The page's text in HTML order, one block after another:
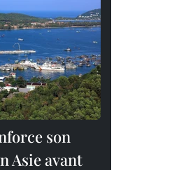
son
Asie avant